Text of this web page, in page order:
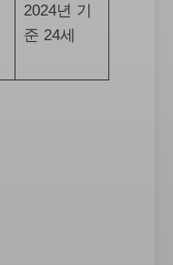
2024년 기
준 24세